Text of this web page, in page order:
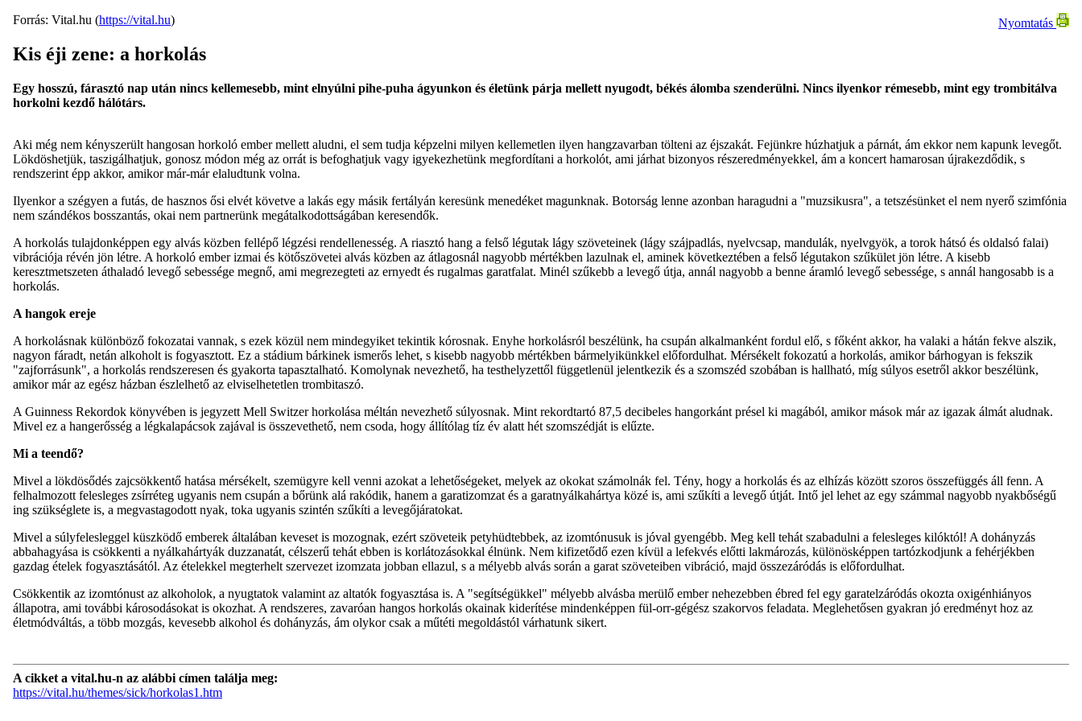
Nyomtatás
Forrás: Vital.hu (https://vital.hu)
Kis éji zene: a horkolás
Egy hosszú, fárasztó nap után nincs kellemesebb, mint elnyúlni pihe-puha ágyunkon és életünk párja mellett nyugodt, békés álomba szenderülni. Nincs ilyenkor rémesebb, mint egy trombitálva
horkolni kezdő hálótárs.
Aki még nem kényszerült hangosan horkoló ember mellett aludni, el sem tudja képzelni milyen kellemetlen ilyen hangzavarban tölteni az éjszakát. Fejünkre húzhatjuk a párnát, ám ekkor nem kapunk levegőt.
Lökdöshetjük, taszigálhatjuk, gonosz módon még az orrát is befoghatjuk vagy igyekezhetünk megfordítani a horkolót, ami járhat bizonyos részeredményekkel, ám a koncert hamarosan újrakezdődik, s
rendszerint épp akkor, amikor már-már elaludtunk volna.
Ilyenkor a szégyen a futás, de hasznos ősi elvét követve a lakás egy másik fertályán keresünk menedéket magunknak. Botorság lenne azonban haragudni a "muzsikusra", a tetszésünket el nem nyerő szimfónia
nem szándékos bosszantás, okai nem partnerünk megátalkodottságában keresendők.
A horkolás tulajdonképpen egy alvás közben fellépő légzési rendellenesség. A riasztó hang a felső légutak lágy szöveteinek (lágy szájpadlás, nyelvcsap, mandulák, nyelvgyök, a torok hátsó és oldalsó falai)
vibrációja révén jön létre. A horkoló ember izmai és kötőszövetei alvás közben az átlagosnál nagyobb mértékben lazulnak el, aminek következtében a felső légutakon szűkület jön létre. A kisebb
keresztmetszeten áthaladó levegő sebessége megnő, ami megrezegteti az ernyedt és rugalmas garatfalat. Minél szűkebb a levegő útja, annál nagyobb a benne áramló levegő sebessége, s annál hangosabb is a
horkolás.
A hangok ereje
A horkolásnak különböző fokozatai vannak, s ezek közül nem mindegyiket tekintik kórosnak. Enyhe horkolásról beszélünk, ha csupán alkalmanként fordul elő, s főként akkor, ha valaki a hátán fekve alszik,
nagyon fáradt, netán alkoholt is fogyasztott. Ez a stádium bárkinek ismerős lehet, s kisebb nagyobb mértékben bármelyikünkkel előfordulhat. Mérsékelt fokozatú a horkolás, amikor bárhogyan is fekszik
"zajforrásunk", a horkolás rendszeresen és gyakorta tapasztalható. Komolynak nevezhető, ha testhelyzettől függetlenül jelentkezik és a szomszéd szobában is hallható, míg súlyos esetről akkor beszélünk,
amikor már az egész házban észlelhető az elviselhetetlen trombitaszó.
A Guinness Rekordok könyvében is jegyzett Mell Switzer horkolása méltán nevezhető súlyosnak. Mint rekordtartó 87,5 decibeles hangorkánt présel ki magából, amikor mások már az igazak álmát aludnak.
Mivel ez a hangerősség a légkalapácsok zajával is összevethető, nem csoda, hogy állítólag tíz év alatt hét szomszédját is elűzte.
Mi a teendő?
Mivel a lökdösődés zajcsökkentő hatása mérsékelt, szemügyre kell venni azokat a lehetőségeket, melyek az okokat számolnák fel. Tény, hogy a horkolás és az elhízás között szoros összefüggés áll fenn. A
felhalmozott felesleges zsírréteg ugyanis nem csupán a bőrünk alá rakódik, hanem a garatizomzat és a garatnyálkahártya közé is, ami szűkíti a levegő útját. Intő jel lehet az egy számmal nagyobb nyakbőségű
ing szükséglete is, a megvastagodott nyak, toka ugyanis szintén szűkíti a levegőjáratokat.
Mivel a súlyfelesleggel küszködő emberek általában keveset is mozognak, ezért szöveteik petyhüdtebbek, az izomtónusuk is jóval gyengébb. Meg kell tehát szabadulni a felesleges kilóktól! A dohányzás
abbahagyása is csökkenti a nyálkahártyák duzzanatát, célszerű tehát ebben is korlátozásokkal élnünk. Nem kifizetődő ezen kívül a lefekvés előtti lakmározás, különösképpen tartózkodjunk a fehérjékben
gazdag ételek fogyasztásától. Az ételekkel megterhelt szervezet izomzata jobban ellazul, s a mélyebb alvás során a garat szöveteiben vibráció, majd összezáródás is előfordulhat.
Csökkentik az izomtónust az alkoholok, a nyugtatok valamint az altatók fogyasztása is. A "segítségükkel" mélyebb alvásba merülő ember nehezebben ébred fel egy garatelzáródás okozta oxigénhiányos
állapotra, ami további károsodásokat is okozhat. A rendszeres, zavaróan hangos horkolás okainak kiderítése mindenképpen fül-orr-gégész szakorvos feladata. Meglehetősen gyakran jó eredményt hoz az
életmódváltás, a több mozgás, kevesebb alkohol és dohányzás, ám olykor csak a műtéti megoldástól várhatunk sikert.
A cikket a vital.hu-n az alábbi címen találja meg:
https://vital.hu/themes/sick/horkolas1.htm